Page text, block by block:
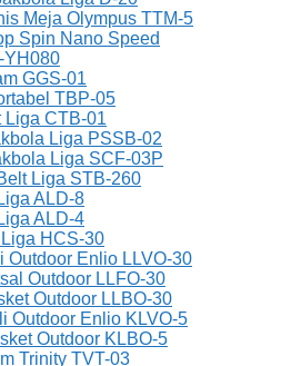
Meja Olympus TTM-5
Spin Nano Speed
YH080
GGS-01
TBP-05
Liga CTB-01
Liga PSSB-02
Liga SCF-03P
Liga STB-260
ALD-8
ALD-4
HCS-30
Outdoor Enlio LLVO-30
Outdoor LLFO-30
Outdoor LLBO-30
Outdoor Enlio KLVO-5
Outdoor KLBO-5
Trinity TVT-03